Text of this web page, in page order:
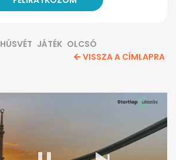
HÚSVÉT JÁTÉK OLCSÓ
VISSZA A CÍMLAPRA